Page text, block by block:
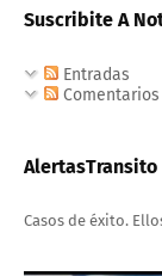
Suscribite A
Entradas
Comentarios
AlertasTransito
Casos de éxito.